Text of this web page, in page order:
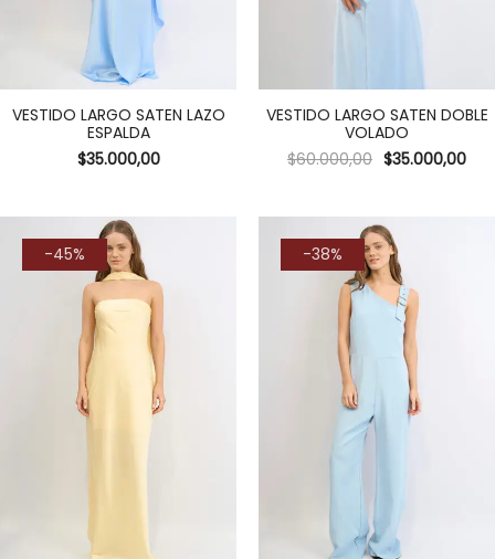
VESTIDO LARGO SATEN LAZO
ESPALDA
$35.000,00
VESTIDO LARGO SATEN DOBLE
VOLADO
$60.000,00 $35.000,00
-45% -38%